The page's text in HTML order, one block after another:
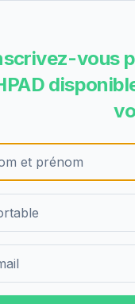
démarches
vous
d'inscription pour